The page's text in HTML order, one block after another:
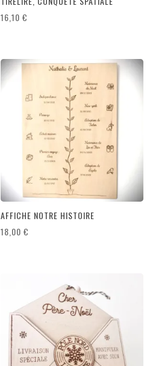
16,10€
AFFICHE NOTRE HISTOIRE
18,00€